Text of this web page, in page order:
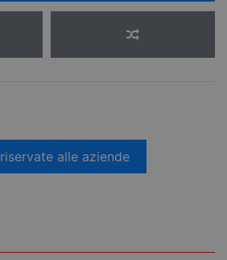
alle aziende